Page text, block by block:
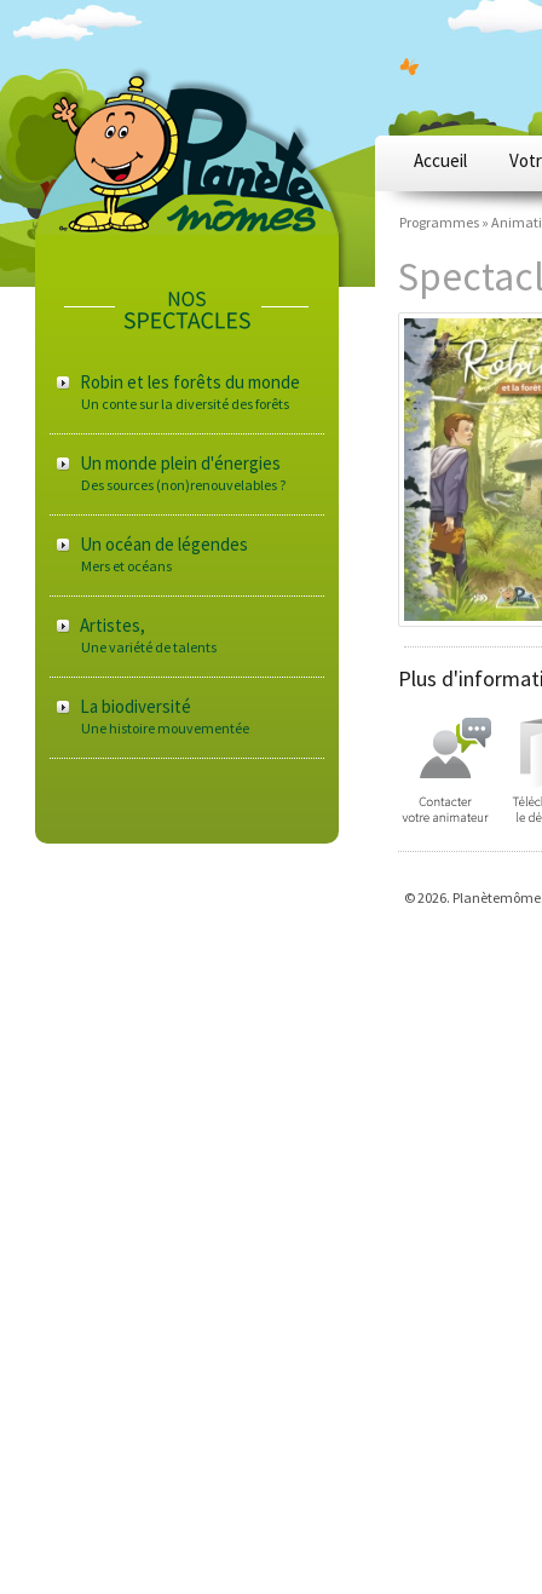
Accueil
Programmes »
Plus
© 2026.
Robin et les forêts du monde
Un conte sur la diversité des forêts
Un monde plein d'énergies
Des sources (non)renouvelables ?
Un océan de légendes
Mers et océans
Artistes,
Une variété de talents
La biodiversité
Une histoire mouvementée